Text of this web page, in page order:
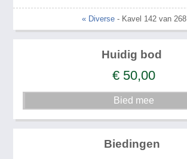
« Diverse- Kavel 142 van 268
Huidig bod
€ 50,00
Biedingen